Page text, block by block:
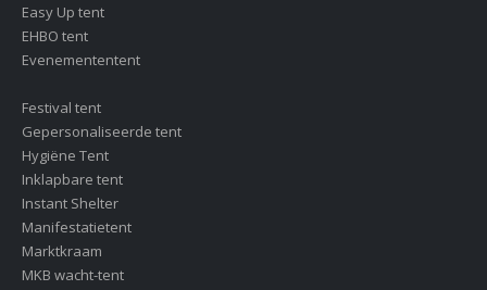
Easy Up tent
EHBO tent
Evenemententent
Festival tent
Gepersonaliseerde tent
Hygiëne Tent
Inklapbare tent
Instant Shelter
Manifestatietent
Marktkraam
MKB wacht-tent